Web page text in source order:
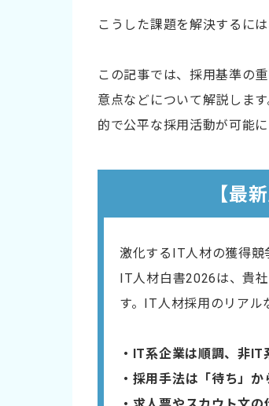
こうした課題を解決するに
この記事では、採用基準の
意点などについて解説しま
的で公平な採用活動が可能に
【最
激化するIT人材の獲得競
IT人材白書2026は、貴
す。IT人材採用のリアル
・IT系企業は順調、非
・採用手法は「待ち」